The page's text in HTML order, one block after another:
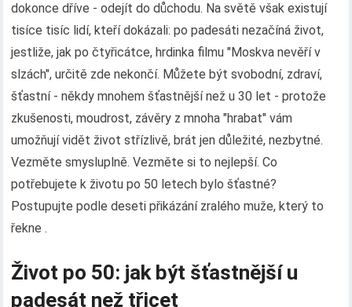
dokonce dříve - odejít do důchodu. Na světě však existují
tisíce tisíc lidí, kteří dokázali: po padesáti nezačíná život,
jestliže, jak po čtyřicátce, hrdinka filmu "Moskva nevěří v
slzách", určitě zde nekončí. Můžete být svobodní, zdraví,
šťastní - někdy mnohem šťastnější než u 30 let - protože
zkušenosti, moudrost, závěry z mnoha "hrabat" vám
umožňují vidět život střízlivě, brát jen důležité, nezbytné.
Vezměte smysluplně. Vezměte si to nejlepší. Co
potřebujete k životu po 50 letech bylo šťastné?
Postupujte podle deseti přikázání zralého muže, který to
řekne .
Život po 50: jak být šťastnější u
padesát než třicet